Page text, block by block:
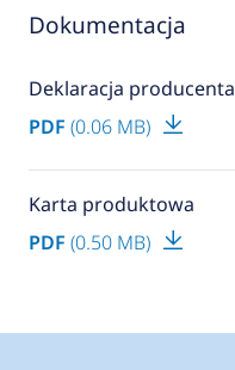
Dokumentacja
Deklaracja producenta
PDF (0.06 MB)
Karta produktowa
PDF (0.50 MB)